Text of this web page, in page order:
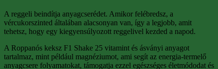
A reggeli beindítja anyagcserédet. Amikor felébredsz, a
vércukorszinted általában alacsonyan van, így a legjobb, amit
tehetsz, hogy egy kiegyensúlyozott reggelivel kezded a napod.
A Roppanós keksz F1 Shake 25 vitamint és ásványi anyagot
tartalmaz, mint például magnéziumot, ami segít az energia-termelő
anyagcsere folyamatokat, támogatja ezzel egészséges életmódodat és